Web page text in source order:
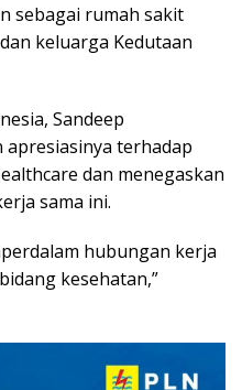
sebagai rumah sakit
keluarga Kedutaan
Sandeep
terhadap
dan menegaskan
sama ini.
hubungan kerja
kesehatan,”